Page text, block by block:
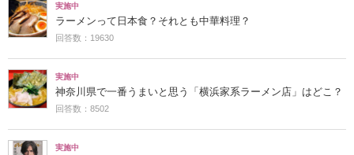
実施中
ラーメンって日本食？それとも中華料理？
回答数：19630
実施中
神奈川県で一番うまいと思う「横浜家系ラーメン店」はどこ？
回答数：8502
実施中